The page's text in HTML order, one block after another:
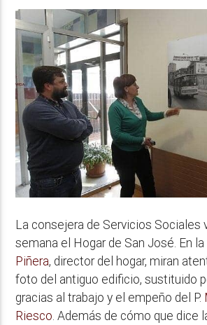
La consejera de Servicios Sociales
semana el Hogar de San José. En
Piñera, director del hogar, miran
foto del antiguo edificio, sustituido
gracias al trabajo y el empeño del P.
Riesco. Además de cómo que dice